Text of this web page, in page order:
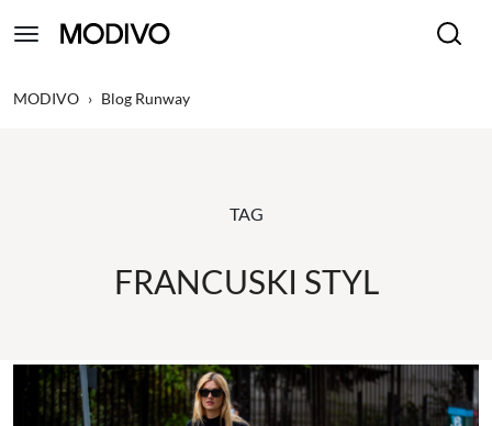
MODIVO › Blog Runway
TAG
FRANCUSKI STYL